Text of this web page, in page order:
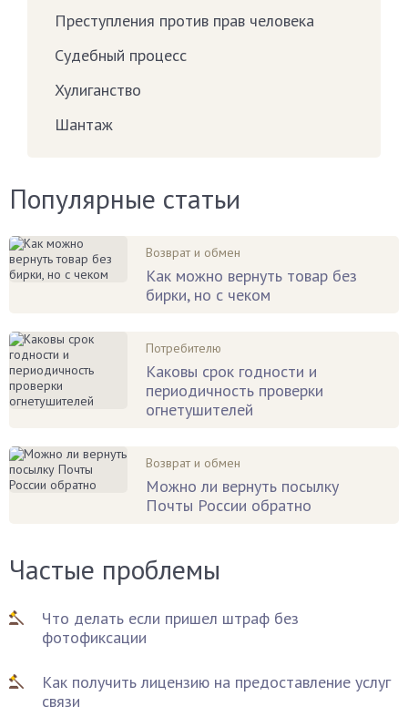
Преступления против прав человека
Судебный процесс
Хулиганство
Шантаж
Популярные статьи
Возврат и обмен
Как можно вернуть товар без
бирки, но с чеком
Потребителю
Каковы срок годности и
периодичность проверки
огнетушителей
Возврат и обмен
Можно ли вернуть посылку
Почты России обратно
Частые проблемы
Что делать если пришел штраф без
фотофиксации
Как получить лицензию на предоставление услуг
связи